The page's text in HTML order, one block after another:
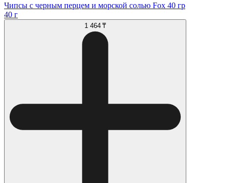
Чипсы с черным перцем и морской солью Fox 40 гр
40 г
1 464 ₸